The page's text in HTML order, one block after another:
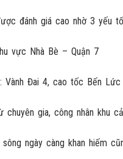
đánh giá cao nhờ 3 yếu
vực Nhà Bè – Quận 7
Vành Đai 4, cao tốc Bến Lức
gia, công nhân khu
ngày càng khan hiếm